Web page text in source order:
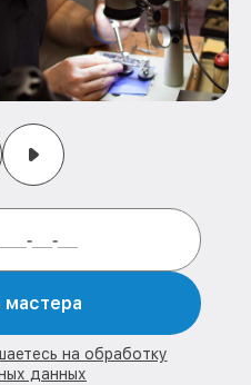
мастера
на обработку
данных